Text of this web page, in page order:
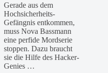
Gerade aus dem
Hochsicherheits-
Gefängnis entkommen,
muss Nova Bassmann
eine perfide Mordserie
stoppen. Dazu braucht
sie die Hilfe des Hacker-
Genies …